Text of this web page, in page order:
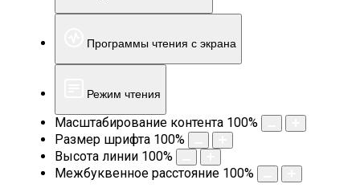
Программы чтения с экрана
Режим чтения
Масштабирование контента 100%
Размер шрифта 100%
Высота линии 100%
Межбуквенное расстояние 100%